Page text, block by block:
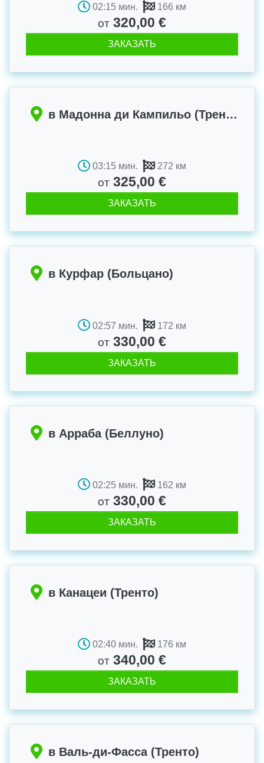
02:15 мин. 166 км
от 320,00 €
ЗАКАЗАТЬ
в Мадонна ди Кампильо (Тренто)
03:15 мин. 272 км
от 325,00 €
ЗАКАЗАТЬ
в Курфар (Больцано)
02:57 мин. 172 км
от 330,00 €
ЗАКАЗАТЬ
в Арраба (Беллуно)
02:25 мин. 162 км
от 330,00 €
ЗАКАЗАТЬ
в Канацеи (Тренто)
02:40 мин. 176 км
от 340,00 €
ЗАКАЗАТЬ
в Валь-ди-Фасса (Тренто)